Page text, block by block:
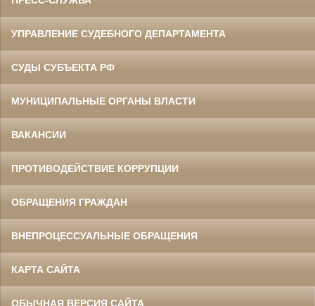
УПРАВЛЕНИЕ СУДЕБНОГО ДЕПАРТАМЕНТА
СУДЫ СУБЪЕКТА РФ
МУНИЦИПАЛЬНЫЕ ОРГАНЫ ВЛАСТИ
ВАКАНСИИ
ПРОТИВОДЕЙСТВИЕ КОРРУПЦИИ
ОБРАЩЕНИЯ ГРАЖДАН
ВНЕПРОЦЕССУАЛЬНЫЕ ОБРАЩЕНИЯ
КАРТА САЙТА
ОБЫЧНАЯ ВЕРСИЯ САЙТА